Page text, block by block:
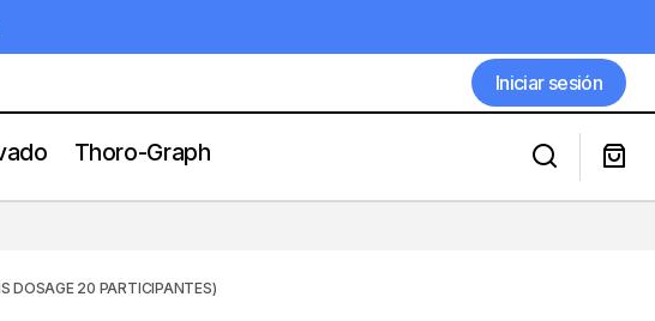
Iniciar sesión
Iniciar sesión
Thoro-Graph
DOSAGE 20 PARTICIPANTES)